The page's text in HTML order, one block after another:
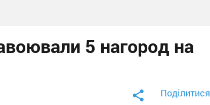
5 нагород на
Поділитися